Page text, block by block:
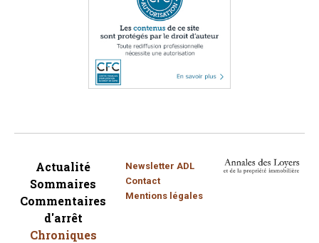
Actualité
Sommaires
Commentaires
d'arrêt
Chroniques
Newsletter ADL
Contact
Mentions légales